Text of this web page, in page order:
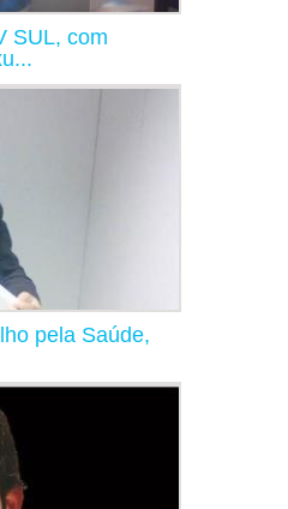
SUL, com
pela Saúde,